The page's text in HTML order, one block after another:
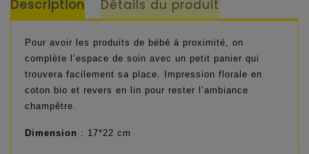
Description Détails du produit
Pour avoir les produits de bébé à proximité, on
complète l’espace de soin avec un petit panier qui
trouvera facilement sa place. Impression florale en
coton bio et revers en lin pour rester l’ambiance
champêtre.
Dimension : 17*22 cm